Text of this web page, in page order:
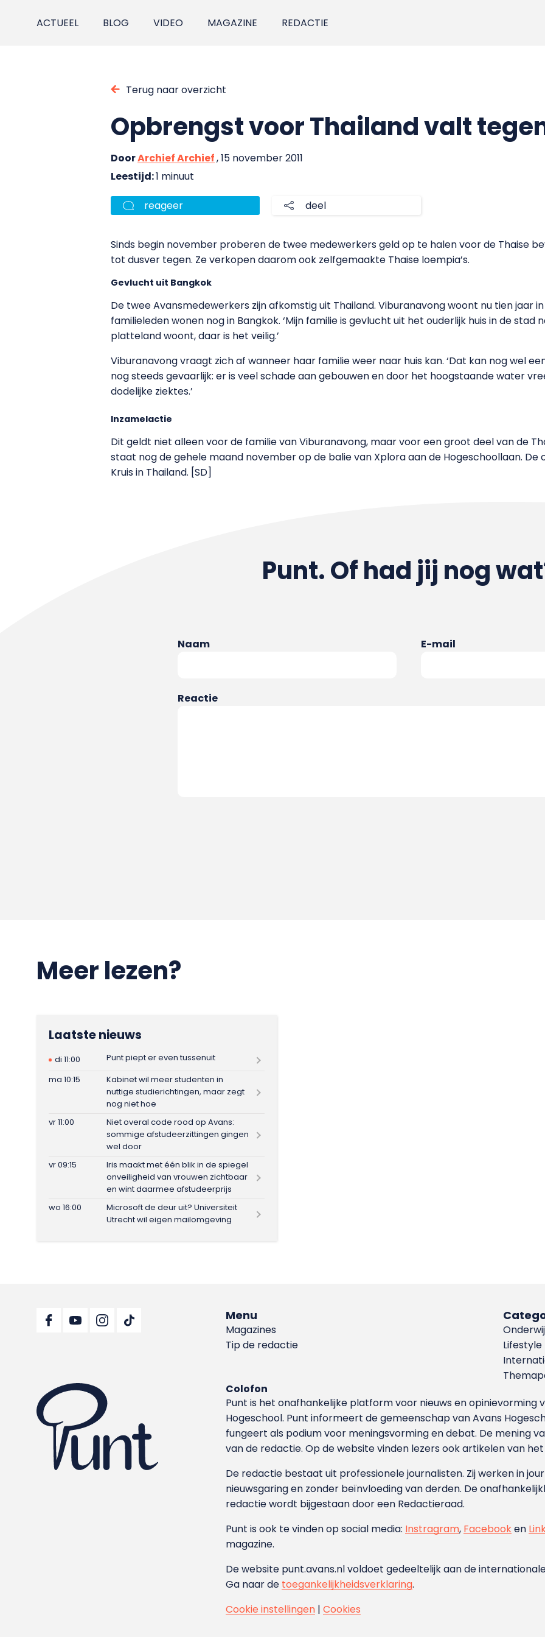
ACTUEEL BLOG VIDEO MAGAZINE REDACTIE
Terug naar overzicht
Opbrengst voor Thailand valt
DoorArchief Archief, 15 november 2011
Leestijd:1 minuut
reageer deel
Sinds begin november proberen de twee medewerkers geld op te halen voor de Thaise
tot dusver tegen. Ze verkopen daarom ook zelfgemaakte Thaise loempia’s.
Gevlucht uit Bangkok
De twee Avansmedewerkers zijn afkomstig uit Thailand. Viburanavong woont nu tien jaar
familieleden wonen nog in Bangkok. ‘Mijn familie is gevlucht uit het ouderlijk huis in de stad
platteland woont, daar is het veilig.’
Viburanavong vraagt zich af wanneer haar familie weer naar huis kan. ‘Dat kan nog wel
nog steeds gevaarlijk: er is veel schade aan gebouwen en door het hoogstaande water
dodelijke ziektes.’
Inzamelactie
Dit geldt niet alleen voor de familie van Viburanavong, maar voor een groot deel van de
staat nog de gehele maand november op de balie van Xplora aan de Hogeschoollaan.
Kruis in Thailand. [SD]
Punt. Of had jij nog
Naam E-mail
Reactie
Meer lezen?
Laatste nieuws
di 11:00
Punt piept er even tussenuit
ma 10:15
Kabinet wil meer studenten in
nuttige studierichtingen, maar zegt
nog niet hoe
vr 11:00
Niet overal code rood op Avans:
sommige afstudeerzittingen gingen
wel door
vr 09:15
Iris maakt met één blik in de spiegel
onveiligheid van vrouwen zichtbaar
en wint daarmee afstudeerprijs
wo 16:00
Microsoft de deur uit? Universiteit
Utrecht wil eigen mailomgeving
Menu
Magazines
Tip de redactie
Lifestyle
Colofon
Punt is het onafhankelijke platform voor nieuws en
Hoge­school. Punt informeert de gemeenschap van Avans
fungeert als podium voor meningsvorming en debat. De mening
van de redactie. Op de website vinden lezers ook artikelen van
De redactie bestaat uit professionele journalisten. Zij werken in
nieuwsgaring en zonder beïnvloeding van derden. De
redactie wordt bijgestaan door een Redactieraad.
Punt is ook te vinden op social media: Instragram, Facebooken
magazine.
De website punt.avans.nl voldoet gedeeltelijk aan de
Ga naar de toegankelijkheidsverklaring.
Cookie instellingen |Cookies